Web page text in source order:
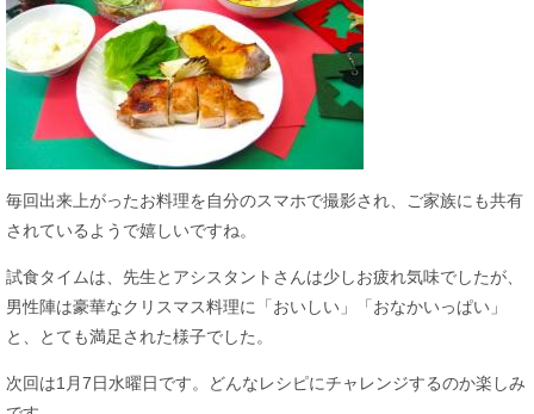
毎回出来上がったお料理を自分のスマホで撮影され、ご家族にも共有
されているようで嬉しいですね。
試食タイムは、先生とアシスタントさんは少しお疲れ気味でしたが、
男性陣は豪華なクリスマス料理に「おいしい」「おなかいっぱい」
と、とても満足された様子でした。
次回は1月7日水曜日です。どんなレシピにチャレンジするのか楽しみ